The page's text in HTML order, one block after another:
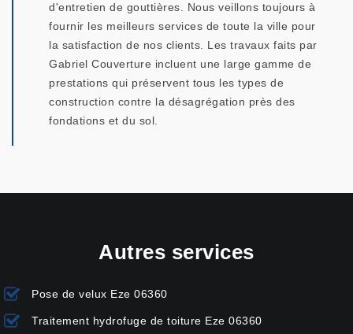
d'entretien de gouttières. Nous veillons toujours à
fournir les meilleurs services de toute la ville pour
la satisfaction de nos clients. Les travaux faits par
Gabriel Couverture incluent une large gamme de
prestations qui préservent tous les types de
construction contre la désagrégation près des
fondations et du sol.
Autres services
Pose de velux Eze 06360
Traitement hydrofuge de toiture Eze 06360